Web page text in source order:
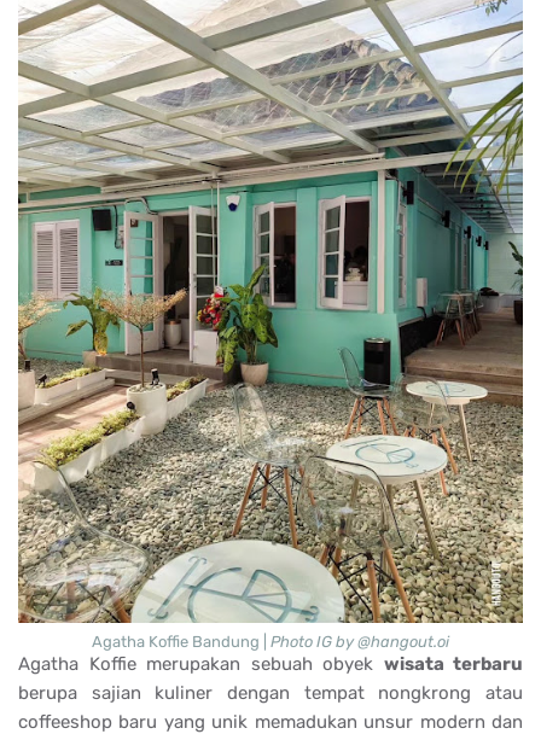
Agatha Koffie Bandung | Photo IG by @hangout.oi
Agatha Koffie merupakan sebuah obyek wisata terbaru
berupa sajian kuliner dengan tempat nongkrong atau
coffeeshop baru yang unik memadukan unsur modern dan